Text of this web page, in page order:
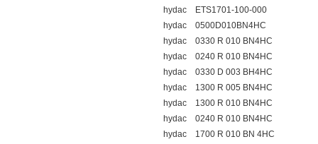
hydac ETS1701-100-000
hydac 0500D010BN4HC
hydac 0330 R 010 BN4HC
hydac 0240 R 010 BN4HC
hydac 0330 D 003 BH4HC
hydac 1300 R 005 BN4HC
hydac 1300 R 010 BN4HC
hydac 0240 R 010 BN4HC
hydac 1700 R 010 BN 4HC